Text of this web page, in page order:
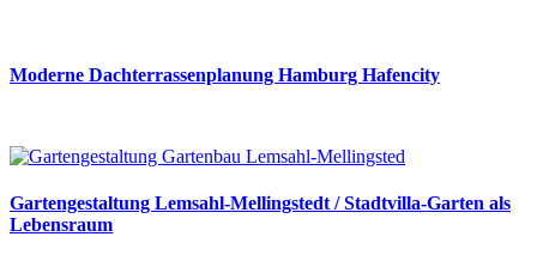
Moderne Dachterrassenplanung Hamburg Hafencity
Gartengestaltung Lemsahl-Mellingstedt / Stadtvilla-Garten als
Lebensraum